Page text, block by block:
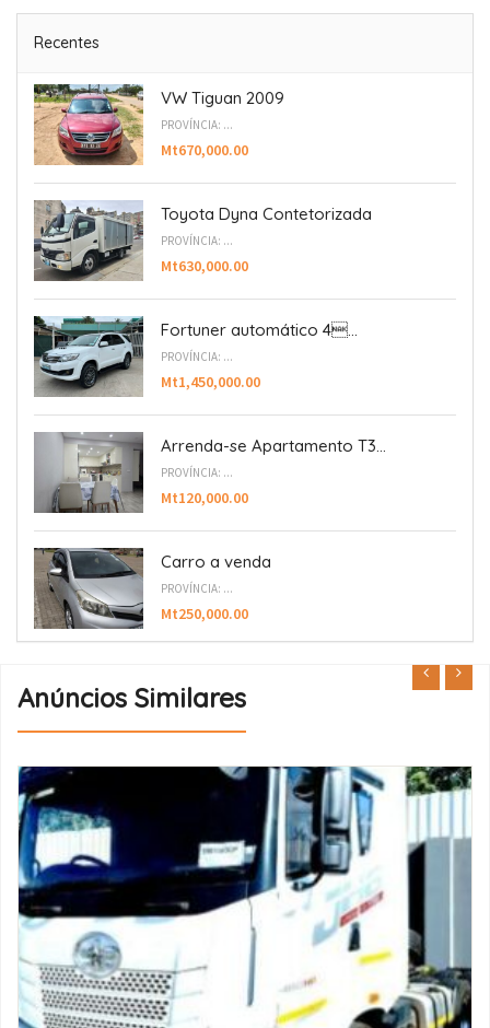
Recentes
VW Tiguan 2009
PROVÍNCIA: ...
Mt670,000.00
Toyota Dyna Contetorizada
PROVÍNCIA: ...
Mt630,000.00
Fortuner automático 4...
PROVÍNCIA: ...
Mt1,450,000.00
Arrenda-se Apartamento T3...
PROVÍNCIA: ...
Mt120,000.00
Carro a venda
PROVÍNCIA: ...
Mt250,000.00
Anúncios Similares